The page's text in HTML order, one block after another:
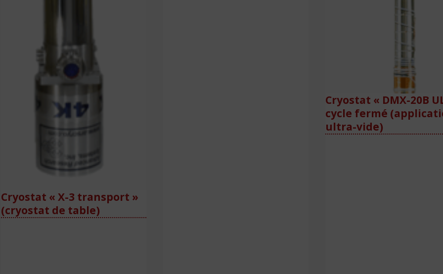
Cryostat « X-3 transport »
(cryostat de table)
Cryostat « DMX-20B
cycle fermé
ultra-vide)